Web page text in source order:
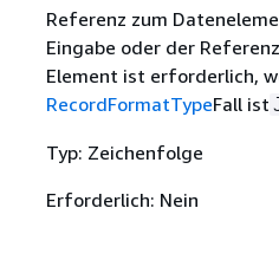
Referenz zum
Eingabe oder der
Element ist erforderlich,
RecordFormatTypeFall ist
Typ: Zeichenfolge
Erforderlich: Nein